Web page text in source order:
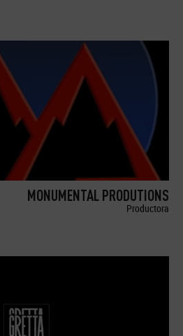
MONUMENTAL PRODUTIONS
Productora